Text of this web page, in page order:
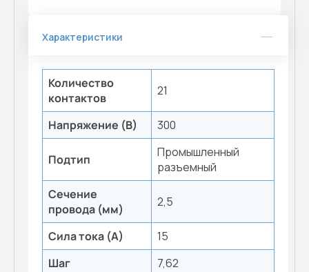
Характеристики
Количество
контактов
21
Напряжение (В) 300
Подтип
Промышленный
разъемный
Сечение
провода (мм)
2,5
Сила тока (А)
15
Шаг
7,62